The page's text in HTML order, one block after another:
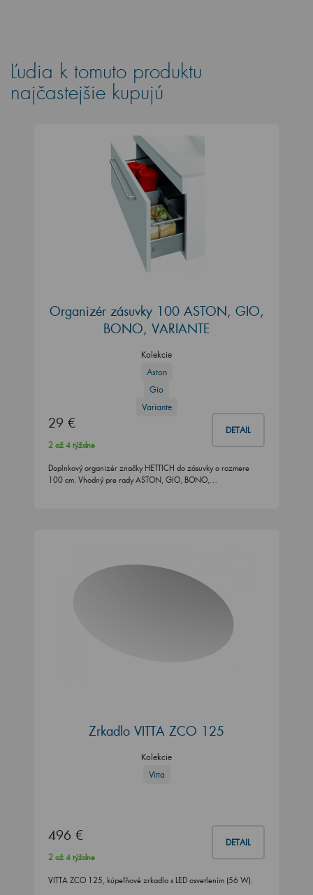
Ľudia k tomuto produktu
najčastejšie kupujú
Organizér zásuvky 100 ASTON, GIO,
BONO, VARIANTE
Kolekcie
Aston
Gio
Variante
29 € DETAIL
2 až 4 týždne
Doplnkový organizér značky HETTICH do zásuvky o rozmere
100 cm. Vhodný pre rady ASTON, GIO, BONO,…
Zrkadlo VITTA ZCO 125
Kolekcie
Vitta
496 € DETAIL
2 až 4 týždne
VITTA ZCO 125, kúpeľňové zrkadlo s LED osvetlením (56 W).